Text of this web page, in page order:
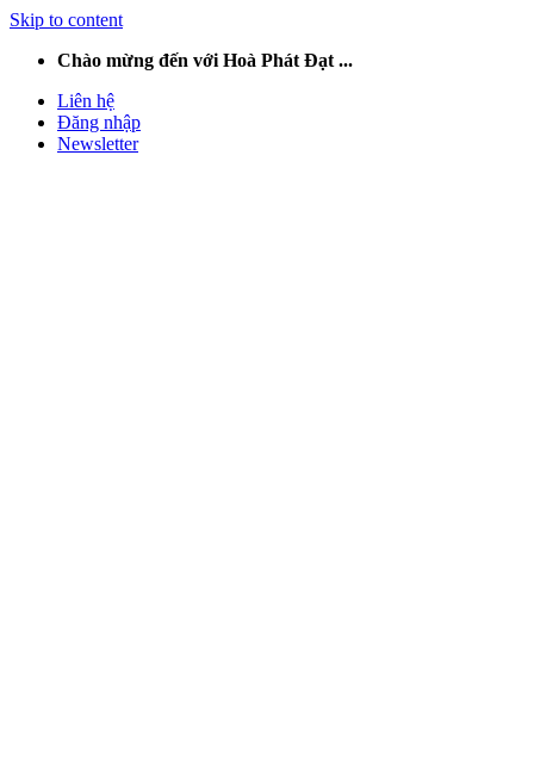
Skip to content
Chào mừng đến với Hoà Phát Đạt ...
Liên hệ
Đăng nhập
Newsletter